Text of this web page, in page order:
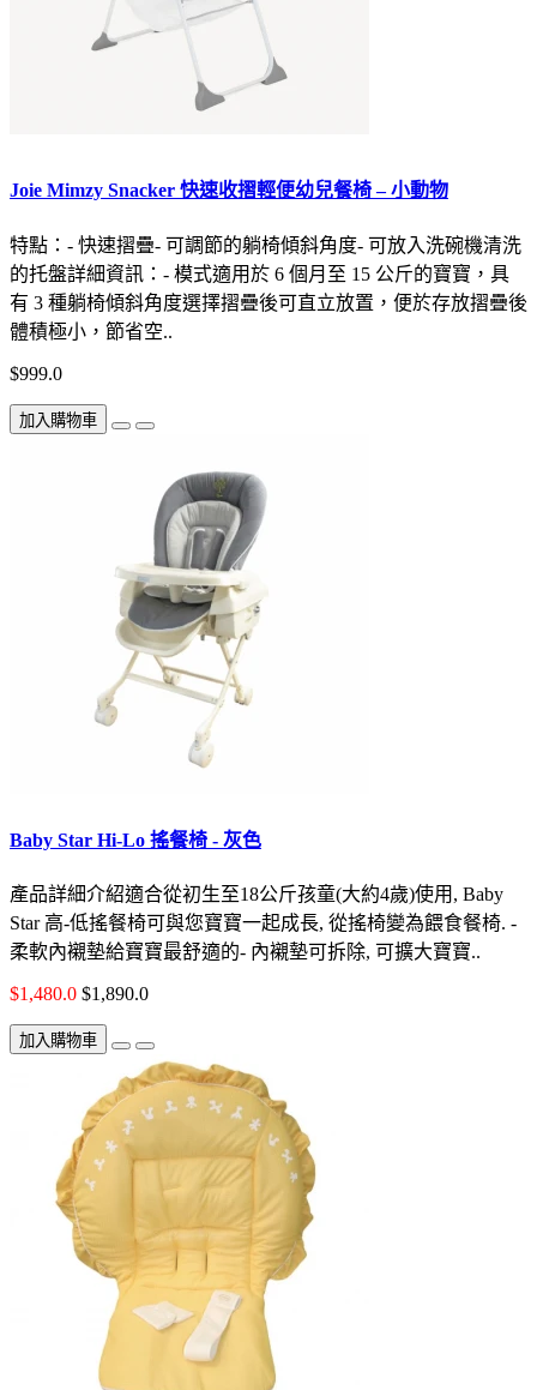
Joie Mimzy Snacker 快速收摺輕便幼兒餐椅 – 小動物
特點：- 快速摺疊- 可調節的躺椅傾斜角度- 可放入洗碗機清洗
的托盤詳細資訊：- 模式適用於 6 個月至 15 公斤的寶寶，具
有 3 種躺椅傾斜角度選擇摺疊後可直立放置，便於存放摺疊後
體積極小，節省空..
$999.0
加入購物車
Baby Star Hi-Lo 搖餐椅 - 灰色
產品詳細介紹適合從初生至18公斤孩童(大約4歲)使用, Baby
Star 高-低搖餐椅可與您寶寶一起成長, 從搖椅變為餵食餐椅. -
柔軟內襯墊給寶寶最舒適的- 內襯墊可拆除, 可擴大寶寶..
$1,480.0 $1,890.0
加入購物車